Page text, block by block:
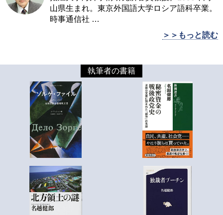
山県生まれ。東京外国語大学ロシア語科卒業。
時事通信社 …
＞＞もっと読む
執筆者の書籍